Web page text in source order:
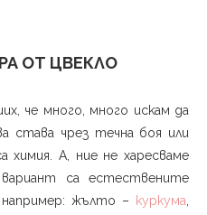
ОТ ЦВЕКЛО
че много, много искам да
става чрез течна боя или
химия. А, ние не харесваме
са естествените
жълто –
куркума